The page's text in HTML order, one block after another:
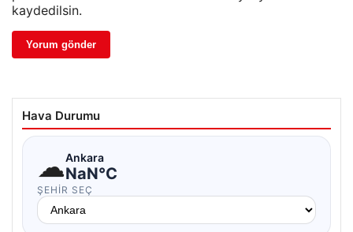
kaydedilsin.
Hava Durumu
☁Ankara
NaN°C
ŞEHIR SEÇ